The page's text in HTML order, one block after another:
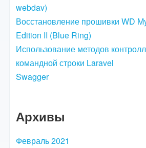
webdav)
Восстановление прошивки WD
Edition II (Blue Ring)
Использование методов
командной строки Laravel
Swagger
Архивы
Февраль 2021